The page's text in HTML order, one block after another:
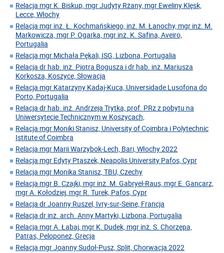
Relacja mgr K. Biskup, mgr Judyty Rżany, mgr Eweliny Klęsk,
Lecce, Włochy
Relacja mgr inż. Ł. Kochmańskiego, inż. M. Łanochy, mgr inż. M.
Markowicza, mgr P. Ogarka, mgr inż. K. Safina, Aveiro,
Portugalia
Relacja mgr Michała Pękali, ISG, Lizbona, Portugalia
Relacja dr hab. inż. Piotra Bogusza i dr hab. inż. Mariusza
Korkosza, Koszyce, Słowacja
Relacja mgr Katarzyny Kadaj-Kuca, Universidade Lusofona do
Porto, Portugalia
Relacja dr hab. inż. Andrzeja Trytka, prof. PRz z pobytu na
Uniwersytecie Technicznym w Koszycach,
Relacja mgr Moniki Stanisz, University of Coimbra i Polytechnic
Istitute of Coimbra
Relacja mgr Marii Warzybok-Lech, Bari, Włochy 2022
Relacja mgr Edyty Ptaszek, Neapolis University Pafos, Cypr
Relacja mgr Monika Stanisz, TBU, Czechy
Relacja mgr B. Czajki, mgr inż. M. Gabryel-Raus, mgr E. Gancarz,
mgr A. Kołodziej, mgr R. Turek, Pafos, Cypr
Relacja dr Joanny Ruszel, Ivry-sur-Seine, Francja
Relacja dr inż. arch. Anny Martyki, Lizbona, Portugalia
Relacja mgr A. Łabaj, mgr K. Dudek, mgr inż. S. Chorzępa,
Patras, Peloponez, Grecja
Relacja mgr Joanny Sudoł-Pusz, Split, Chorwacja 2022